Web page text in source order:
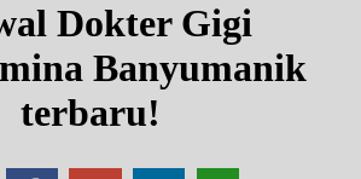
Dokter Gigi
Banyumanik
terbaru!